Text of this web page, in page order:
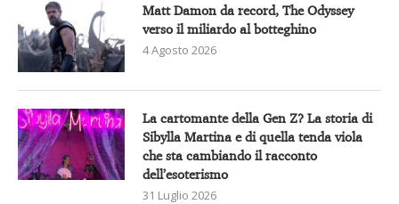
Matt Damon da record, The Odyssey
verso il miliardo al botteghino
4 Agosto 2026
La cartomante della Gen Z? La storia di
Sibylla Martina e di quella tenda viola
che sta cambiando il racconto
dell’esoterismo
31 Luglio 2026